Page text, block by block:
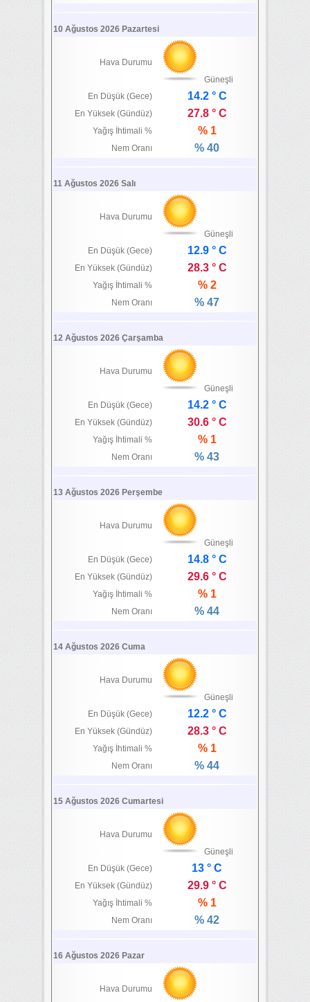
10 Ağustos 2026 Pazartesi
Hava Durumu
Güneşli
En Düşük (Gece)
14.2 ° C
En Yüksek (Gündüz) 27.8 ° C
Yağış İhtimali % % 1
Nem Oranı % 40
11 Ağustos 2026 Salı
Hava Durumu
Güneşli
En Düşük (Gece)
12.9 ° C
En Yüksek (Gündüz) 28.3 ° C
Yağış İhtimali % % 2
Nem Oranı % 47
12 Ağustos 2026 Çarşamba
Hava Durumu
Güneşli
En Düşük (Gece)
14.2 ° C
En Yüksek (Gündüz) 30.6 ° C
Yağış İhtimali % % 1
Nem Oranı % 43
13 Ağustos 2026 Perşembe
Hava Durumu
Güneşli
En Düşük (Gece)
14.8 ° C
En Yüksek (Gündüz) 29.6 ° C
Yağış İhtimali % % 1
Nem Oranı % 44
14 Ağustos 2026 Cuma
Hava Durumu
Güneşli
En Düşük (Gece)
12.2 ° C
En Yüksek (Gündüz) 28.3 ° C
Yağış İhtimali % % 1
Nem Oranı % 44
15 Ağustos 2026 Cumartesi
Hava Durumu
Güneşli
En Düşük (Gece)
13 ° C
En Yüksek (Gündüz) 29.9 ° C
Yağış İhtimali % % 1
Nem Oranı % 42
16 Ağustos 2026 Pazar
Hava Durumu